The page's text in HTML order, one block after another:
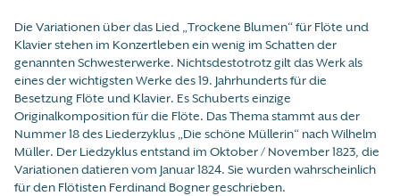
Die Variationen über das Lied „Trockene Blumen“ für Flöte und
Klavier stehen im Konzertleben ein wenig im Schatten der
genannten Schwesterwerke. Nichtsdestotrotz gilt das Werk als
eines der wichtigsten Werke des 19. Jahrhunderts für die
Besetzung Flöte und Klavier. Es Schuberts einzige
Originalkomposition für die Flöte. Das Thema stammt aus der
Nummer 18 des Liederzyklus „Die schöne Müllerin“ nach Wilhelm
Müller. Der Liedzyklus entstand im Oktober / November 1823, die
Variationen datieren vom Januar 1824. Sie wurden wahrscheinlich
für den Flötisten Ferdinand Bogner geschrieben.